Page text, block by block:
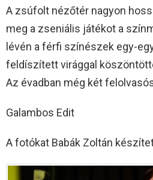
A zsúfolt nézőtér nagyon
meg a zseniális játékot a
lévén a férfi színészek egy-
feldíszített virággal
Az évadban még két
Galambos Edit
A fotókat Babák Zoltán